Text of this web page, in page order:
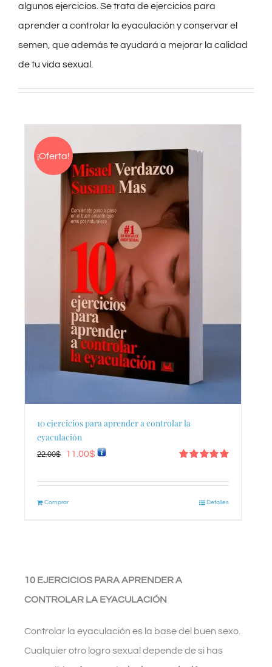
algunos ejercicios. Se trata de ejercicios para
aprender a controlar la eyaculación y conservar el
semen, que además te ayudará a mejorar la calidad
de tu vida sexual.
¡Oferta!
10 ejercicios para aprender a controlar la
eyaculación
22.00$
El
11.00$El
Comprar Detalles
10 EJERCICIOS PARA APRENDER A
CONTROLAR LA EYACULACIÓN
Controlar la eyaculación es la base del buen sexo.
Cualquier otro logro sexual depende de si has